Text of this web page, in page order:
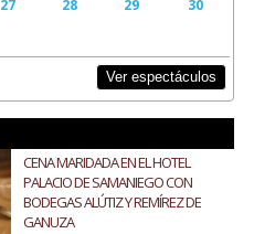
27 28 29
30
Ver espectáculos
CENA MARIDADA EN EL HOTEL
PALACIO DE SAMANIEGO CON
BODEGAS ALÚTIZ Y REMÍREZ DE
GANUZA